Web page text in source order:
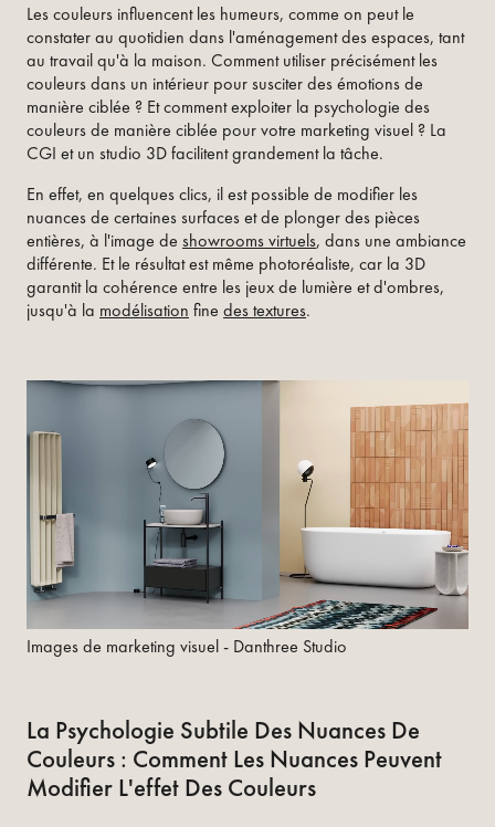
Les couleurs influencent les humeurs, comme on peut le
constater au quotidien dans l'aménagement des espaces, tant
au travail qu'à la maison. Comment utiliser précisément les
couleurs dans un intérieur pour susciter des émotions de
manière ciblée ? Et comment exploiter la psychologie des
couleurs de manière ciblée pour votre marketing visuel ? La
CGI et un studio 3D facilitent grandement la tâche.
En effet, en quelques clics, il est possible de modifier les
nuances de certaines surfaces et de plonger des pièces
entières, à l'image de showrooms virtuels, dans une ambiance
différente. Et le résultat est même photoréaliste, car la 3D
garantit la cohérence entre les jeux de lumière et d'ombres,
jusqu'à la modélisation fine des textures.
Images de marketing visuel - Danthree Studio
La Psychologie Subtile Des Nuances De
Couleurs : Comment Les Nuances Peuvent
Modifier L'effet Des Couleurs